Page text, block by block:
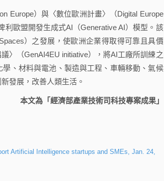
Europe）與〈數位歐洲計畫〉（Digital Europe
歐盟開發生成式AI（Generative AI）模型。該
）之發展，使歐洲企業得取得可靠且具價
〉（GenAI4EU initiative），將AI工廠所訓練之
、材料與電池、製造與工程、車輛移動、氣候
發展，改善人類生活。
本文為「經濟部產業技術司科技專案成果」
Artificial Intelligence startups and SMEs, Jan. 24,